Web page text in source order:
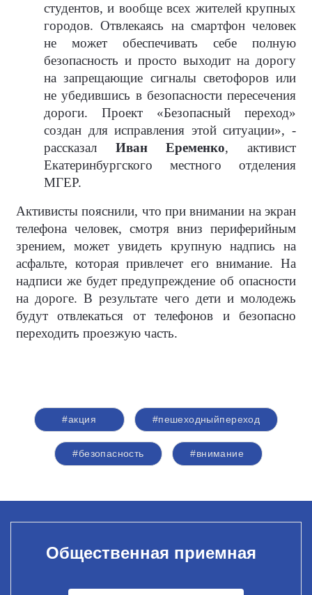
студентов, и вообще всех жителей крупных
городов. Отвлекаясь на смартфон человек
не может обеспечивать себе полную
безопасность и просто выходит на дорогу
на запрещающие сигналы светофоров или
не убедившись в безопасности пересечения
дороги. Проект «Безопасный переход»
создан для исправления этой ситуации», -
рассказал Иван Еременко, активист
Екатеринбургского местного отделения
МГЕР.
Активисты пояснили, что при внимании на экран
телефона человек, смотря вниз периферийным
зрением, может увидеть крупную надпись на
асфальте, которая привлечет его внимание. На
надписи же будет предупреждение об опасности
на дороге. В результате чего дети и молодежь
будут отвлекаться от телефонов и безопасно
переходить проезжую часть.
#акция #пешеходныйпереход
#безопасность #внимание
Общественная приемная